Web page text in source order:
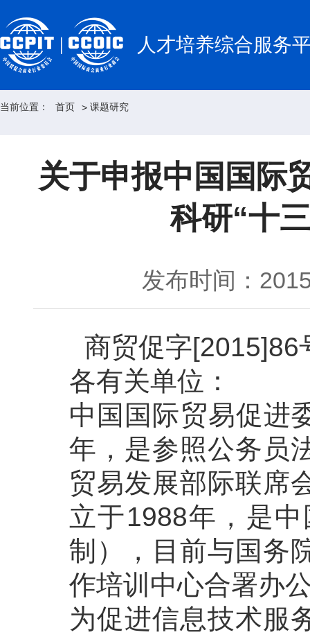
人才培养综合服务
当前位置： 首页 > 课题研究
关于申报中国国际
科研“十
发布时间：
商贸促字[2015]86
各有关单位：
中国国际贸易促进
年，是参照公务员
贸易发展部际联席
立于1988年，是
制），目前与国务
作培训中心合署办
为促进信息技术服